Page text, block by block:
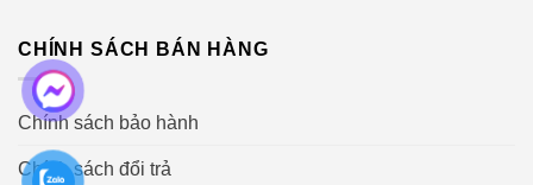
CHÍNH SÁCH BÁN HÀNG
Chính sách bảo hành
Chính sách đổi trả